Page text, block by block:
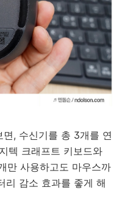
, 수신기를 총 3개를 연
텍 크래프트 키보드와
만 사용하고도 마우스까
리 감소 효과를 좋게 해